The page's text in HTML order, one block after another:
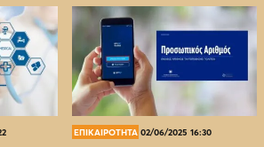
ΕΠΙΚΑΙΡΟΤΗΤΑ 02/06/2025 16:30